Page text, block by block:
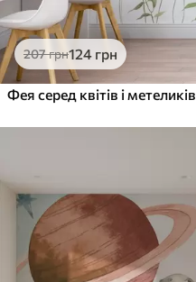
207грн124 грн
Фея серед квітів і метеликів